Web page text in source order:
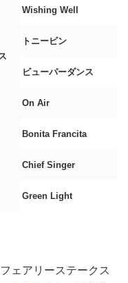
Wishing Well
トニービン
ビューパーダンス
On Air
Bonita Francita
Chief Singer
Green Light
ェアリーステークス